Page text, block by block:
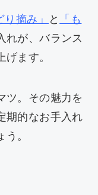
り摘み」 と
「も
れが、バランス
ます。
ツ。その魅力を
期的なお手入れ
。